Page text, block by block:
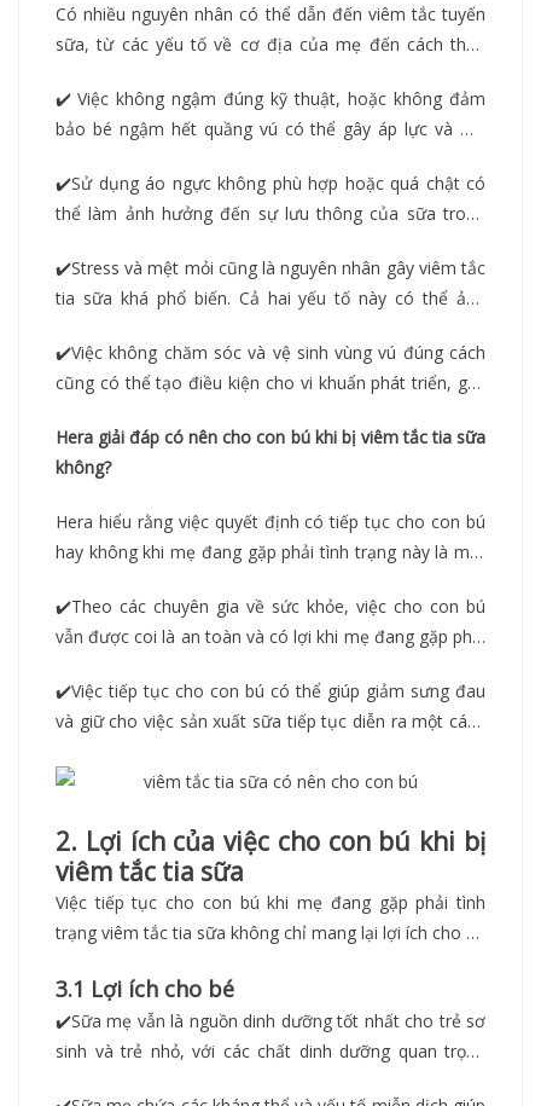
cứng, và xuất hiện các nốt đỏ.
Có nhiều nguyên nhân có thể dẫn đến viêm tắc tuyến
sữa, từ các yếu tố về cơ địa của mẹ đến cách thức
nhân phổ biến:
✔️ Việc không ngậm đúng kỹ thuật, hoặc không đảm
bảo bé ngậm hết quầng vú có thể gây áp lực và ma
✔️Sử dụng áo ngực không phù hợp hoặc quá chật có
thể làm ảnh hưởng đến sự lưu thông của sữa trong
✔️Stress và mệt mỏi cũng là nguyên nhân gây viêm tắc
tia sữa khá phổ biến. Cả hai yếu tố này có thể ảnh
cơ thể của mẹ.
✔️Việc không chăm sóc và vệ sinh vùng vú đúng cách
cũng có thể tạo điều kiện cho vi khuẩn phát triển, gây
Hera giải đáp có nên cho con bú khi bị viêm tắc tia sữa
không?
Hera hiểu rằng việc quyết định có tiếp tục cho con bú
hay không khi mẹ đang gặp phải tình trạng này là một
✔️Theo các chuyên gia về sức khỏe, việc cho con bú
vẫn được coi là an toàn và có lợi khi mẹ đang gặp phải
phù hợp được thực hiện. Sữa mẹ vẫn là nguồn dinh
dưỡng tốt nhất cho trẻ sơ sinh và trẻ nhỏ.
✔️Việc tiếp tục cho con bú có thể giúp giảm sưng đau
và giữ cho việc sản xuất sữa tiếp tục diễn ra một cách
sữa trong tuyến vú và giảm nguy cơ viêm nhiễm lan
2. Lợi ích của việc cho con bú khi bị
viêm tắc tia sữa
Việc tiếp tục cho con bú khi mẹ đang gặp phải tình
trạng viêm tắc tia sữa không chỉ mang lại lợi ích cho bé
của chính mẹ.
3.1 Lợi ích cho bé
✔️Sữa mẹ vẫn là nguồn dinh dưỡng tốt nhất cho trẻ sơ
sinh và trẻ nhỏ, với các chất dinh dưỡng quan trọng